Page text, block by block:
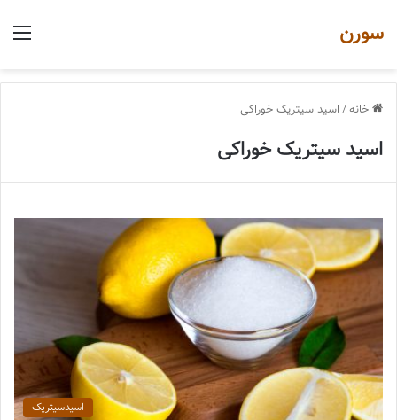
سورن
خانه/ اسید سیتریک خوراکی
اسید سیتریک خوراکی
اسیدسیتریک